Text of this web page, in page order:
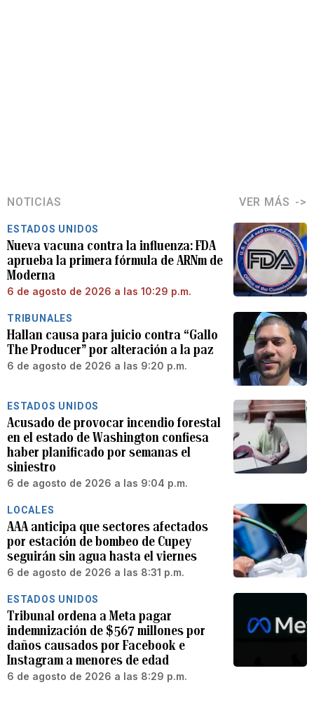
NOTICIAS VER MÁS
ESTADOS UNIDOS
Nueva vacuna contra la influenza: FDA
aprueba la primera fórmula de ARNm de
Moderna
6 de agosto de 2026 a las 10:29 p.m.
TRIBUNALES
Hallan causa para juicio contra “Gallo
The Producer” por alteración a la paz
6 de agosto de 2026 a las 9:20 p.m.
ESTADOS UNIDOS
Acusado de provocar incendio forestal
en el estado de Washington confiesa
haber planificado por semanas el
siniestro
6 de agosto de 2026 a las 9:04 p.m.
LOCALES
AAA anticipa que sectores afectados
por estación de bombeo de Cupey
seguirán sin agua hasta el viernes
6 de agosto de 2026 a las 8:31 p.m.
ESTADOS UNIDOS
Tribunal ordena a Meta pagar
indemnización de $567 millones por
daños causados por Facebook e
Instagram a menores de edad
6 de agosto de 2026 a las 8:29 p.m.